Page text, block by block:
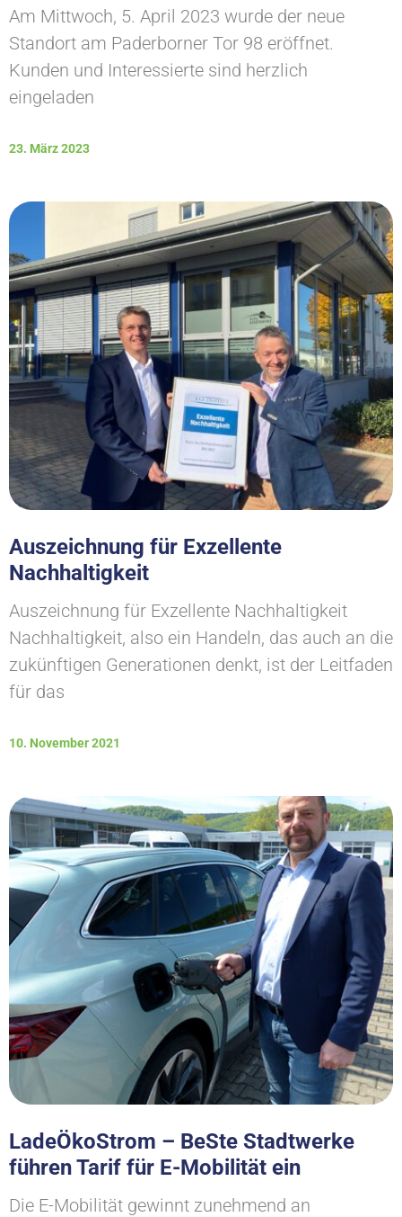
Am Mittwoch, 5. April 2023 wurde der neue
Standort am Paderborner Tor 98 eröffnet.
Kunden und Interessierte sind herzlich
eingeladen
23. März 2023
Auszeichnung für Exzellente
Nachhaltigkeit
Auszeichnung für Exzellente Nachhaltigkeit
Nachhaltigkeit, also ein Handeln, das auch an die
zukünftigen Generationen denkt, ist der Leitfaden
für das
10. November 2021
LadeÖkoStrom – BeSte Stadtwerke
führen Tarif für E-Mobilität ein
Die E-Mobilität gewinnt zunehmend an